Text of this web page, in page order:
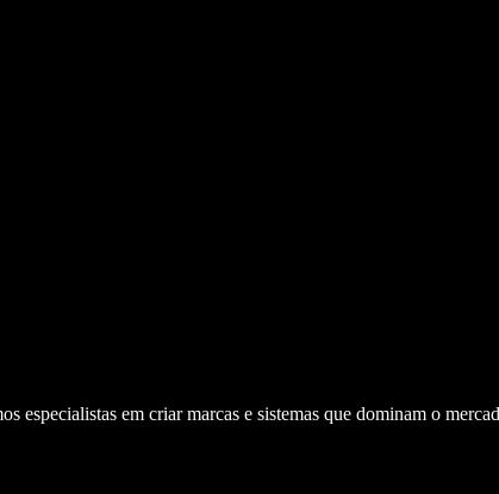
especialistas em criar marcas e sistemas que dominam o